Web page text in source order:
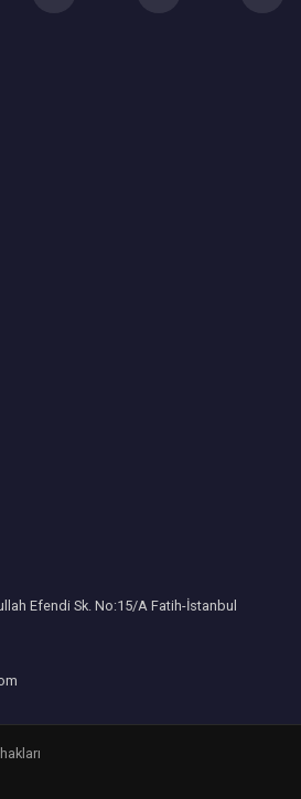
Efendi Sk. No:15/A Fatih-İstanbul